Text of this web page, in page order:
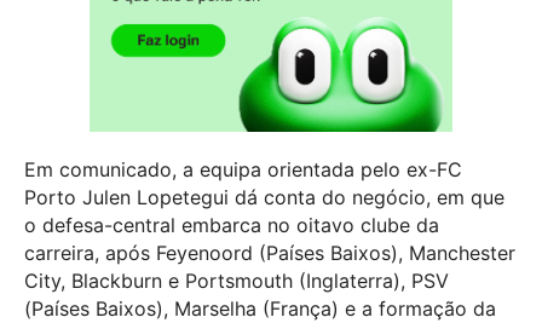
Em comunicado, a equipa orientada pelo ex-FC
Porto Julen Lopetegui dá conta do negócio, em que
o defesa-central embarca no oitavo clube da
carreira, após Feyenoord (Países Baixos), Manchester
City, Blackburn e Portsmouth (Inglaterra), PSV
(Países Baixos), Marselha (França) e a formação da